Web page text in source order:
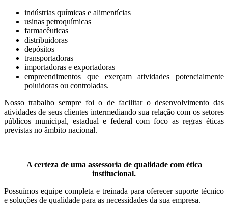
indústrias químicas e alimentícias
usinas petroquímicas
farmacêuticas
distribuidoras
depósitos
transportadoras
importadoras e exportadoras
empreendimentos que exerçam atividades potencialmente
poluidoras ou controladas.
Nosso trabalho sempre foi o de facilitar o desenvolvimento das
atividades de seus clientes intermediando sua relação com os setores
públicos municipal, estadual e federal com foco as regras éticas
previstas no âmbito nacional.
A certeza de uma assessoria de qualidade com ética
institucional.
Possuímos equipe completa e treinada para oferecer suporte técnico
e soluções de qualidade para as necessidades da sua empresa.